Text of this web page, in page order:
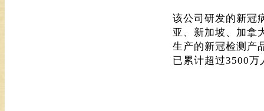
该公司研发的新冠
亚、新加坡、加拿
生产的新冠检测产
已累计超过3500万